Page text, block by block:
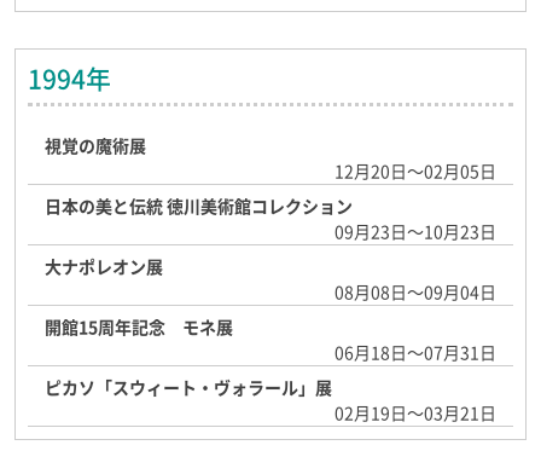
1994年
視覚の魔術展
12月20日～02月05日
日本の美と伝統 徳川美術館コレクション
09月23日～10月23日
大ナポレオン展
08月08日～09月04日
開館15周年記念 モネ展
06月18日～07月31日
ピカソ「スウィート・ヴォラール」展
02月19日～03月21日